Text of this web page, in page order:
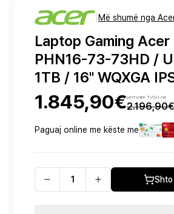
Më shumë nga
Laptop Gaming
PHN16-73-73HD /
1TB / 16" WQXGA
1.845,90€përfshirë TVSH-në
2.196,90€
Paguaj online me këste me
Shto